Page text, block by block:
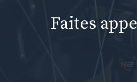
Faites